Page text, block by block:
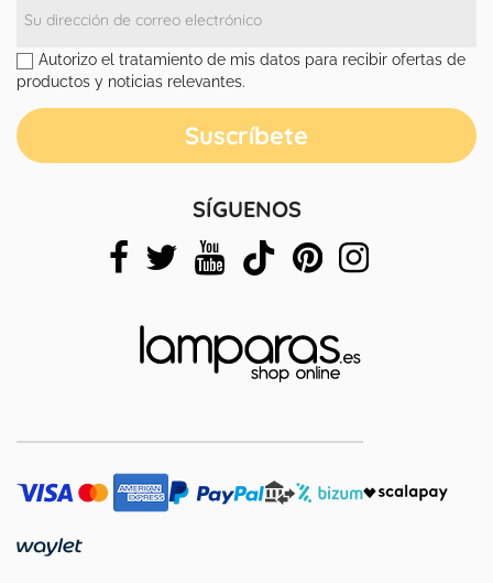
Autorizo el tratamiento de mis datos para recibir ofertas de
productos y noticias relevantes.
SÍGUENOS